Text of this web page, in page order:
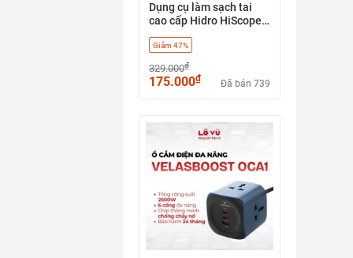
Dụng cụ làm sạch tai
cao cấp Hidro HiScope -
khiển
Giảm 47%
329.000₫
175.000₫ Đã bán 739